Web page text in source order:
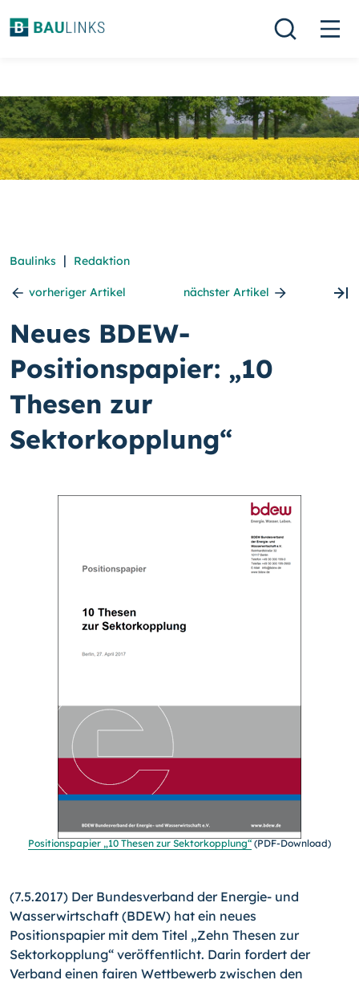
Baulinks | Redaktion
vorheriger Artikel nächster Artikel
Neues BDEW-
Positionspapier: „10
Thesen zur
Sektorkopplung“
Positionspapier „10 Thesen zur Sektorkopplung“ (PDF-Download)
(7.5.2017) Der Bundesverband der Energie- und
Wasserwirtschaft (BDEW) hat ein neues
Positionspapier mit dem Titel „Zehn Thesen zur
Sektorkopplung“ veröffentlicht. Darin fordert der
Verband einen fairen Wettbewerb zwischen den